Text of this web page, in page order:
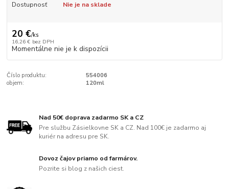
Dostupnosť Nie je na sklade
20 €/ks
16,26 € bez DPH
Momentálne nie je k dispozícii
Číslo produktu:
554006
objem:
120ml
Nad 50€ doprava zadarmo SK a CZ
Pre službu Zásielkovne SK a CZ. Nad 100€ je zadarmo aj
kuriér na adresu pre SK.
Dovoz čajov priamo od farmárov.
Pozrite si blog z našich ciest.